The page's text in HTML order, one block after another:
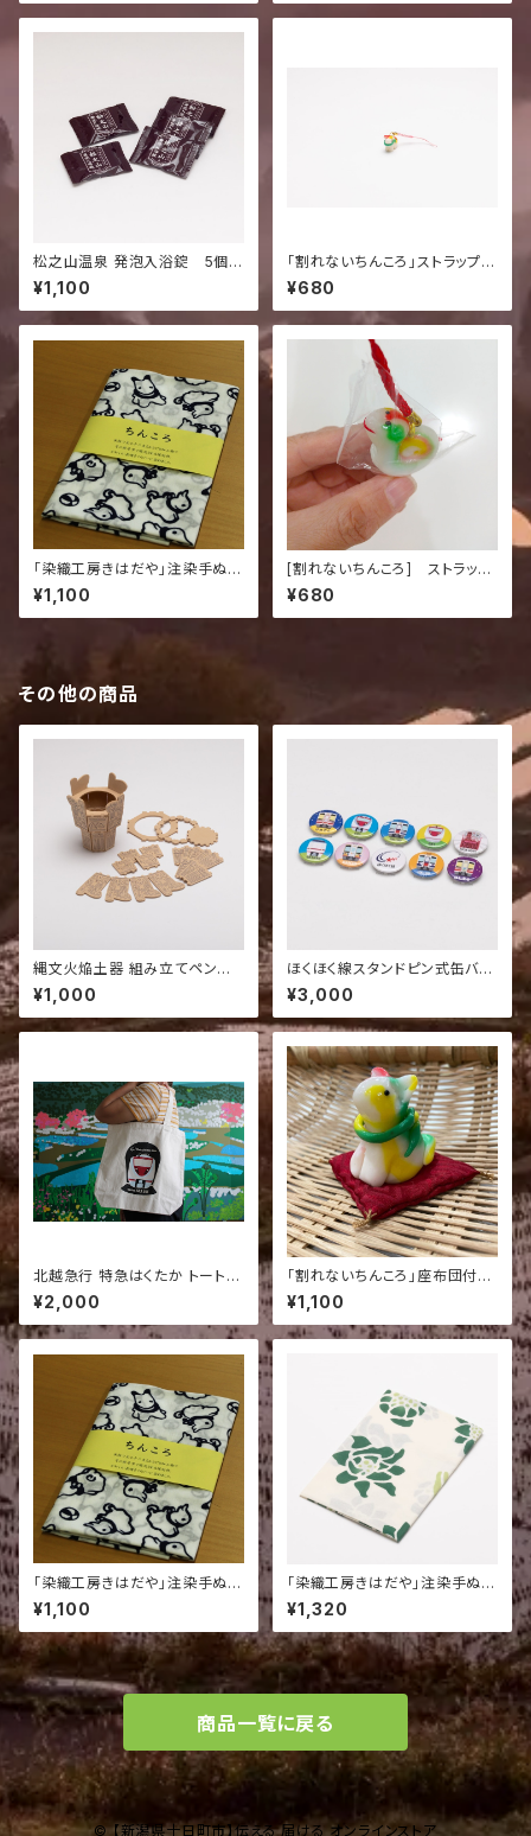
松之山温泉 発泡入浴錠 5個セ
ット
¥1,100
「割れないちんころ」ストラップ
（いぬ）
¥680
「染織工房きはだや」注染手ぬぐ
い（ちんころ）
¥1,100
[割れないちんころ] ストラッ
プ へび
¥680
その他の商品
縄文火焔土器 組み立てペンスタ
ンド（ボンド付き）
¥1,000
ほくほく線スタンドピン式缶バッ
ジ10種セット 【北越急行オリジ
ナル】
¥3,000
北越急行 特急はくたか トートバ
ッグ｜北越急行 雪国を走るロー
カル鉄道グッズ
¥2,000
「割れないちんころ」座布団付き
置物（いぬ１個）
¥1,100
「染織工房きはだや」注染手ぬぐ
い（ちんころ）
¥1,100
「染織工房きはだや」注染手ぬぐ
い（ふきのとう）
¥1,320
商品一覧に戻る
© 【新潟県十日町市】伝える 届ける オンラインストア